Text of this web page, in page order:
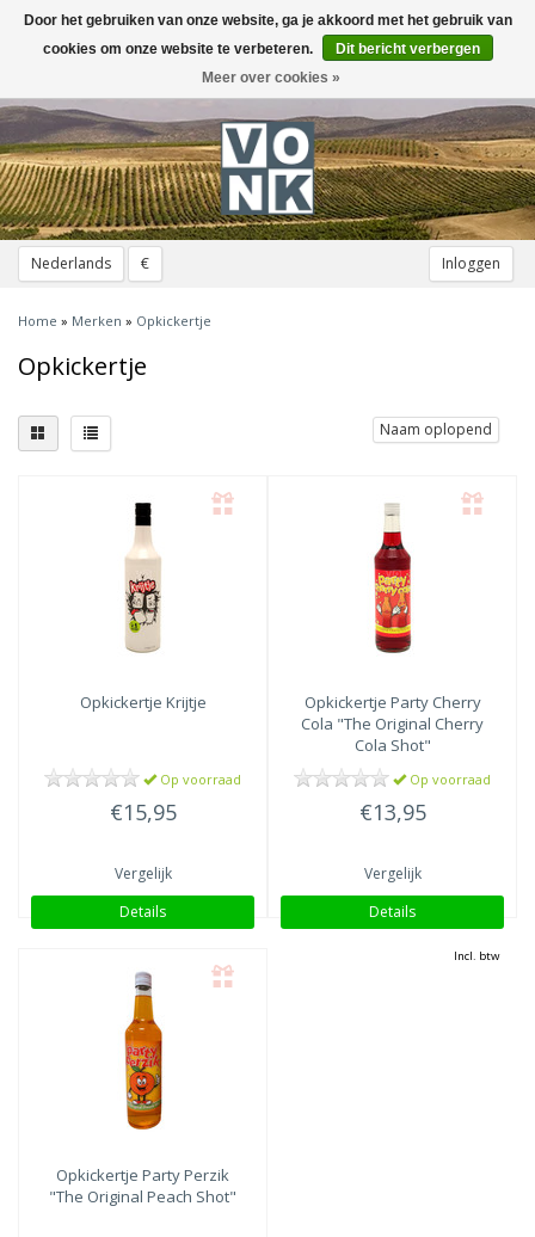
Nederlands € Inloggen
Toggle
navigation
Home » Merken » Opkickertje
Opkickertje
Naam oplopend
Opkickertje Krijtje
Op voorraad
€15,95
Vergelijk
Details
Opkickertje Party Cherry
Cola "The Original Cherry
Cola Shot"
Op voorraad
€13,95
Vergelijk
Details
Opkickertje Party Perzik
"The Original Peach Shot"
Incl. btw
Door het gebruiken van onze website, ga je akkoord met het gebruik van
cookies om onze website te verbeteren.
Dit bericht verbergen
Meer over cookies »